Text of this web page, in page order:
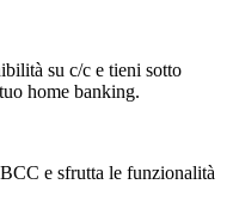
su c/c e tieni sotto
home banking.
e sfrutta le funzionalità